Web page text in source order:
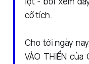
cổ tích.
Cho tới ngày
VÀO THIỀN